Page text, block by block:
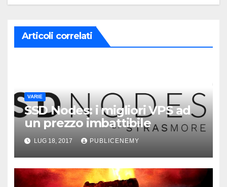
Articoli correlati
VARIE
SSD Nodes: i migliori VPS ad
un prezzo imbattibile
LUG 18, 2017 PUBLICENEMY